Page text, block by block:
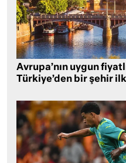
Avrupa’nın uygun
Türkiye’den bir şehir